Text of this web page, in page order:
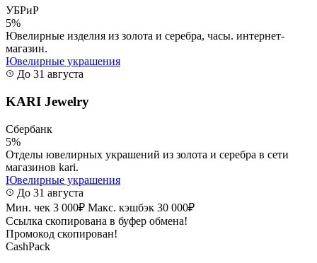
УБРиР
5%
Ювелирные изделия из золота и серебра, часы. интернет-
магазин.
Ювелирные украшения
До 31 августа
KARI Jewelry
Сбербанк
5%
Отделы ювелирных украшений из золота и серебра в сети
магазинов kari.
Ювелирные украшения
До 31 августа
Мин. чек 3 000₽ Макс. кэшбэк 30 000₽
Ссылка скопирована в буфер обмена!
Промокод скопирован!
CashPack